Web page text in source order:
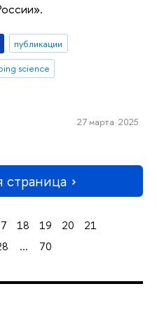
публикации
science
27 марта 2025
18 19 20
21
... 70